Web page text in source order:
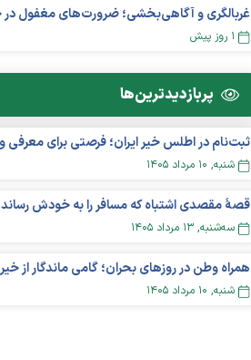
۱ روز پیش
پربازدید‌ترین‌ها
شنبه, ۱۰ مرداد ۱۴۰۵
قصهٔ مقصدی اشتباه که مسافر را به خودش رساند
سه‌شنبه, ۱۳ مرداد ۱۴۰۵
شنبه, ۱۰ مرداد ۱۴۰۵